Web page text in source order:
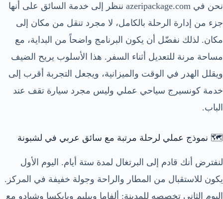
نحن في azeripackage.com ننظر إلى خدمة السائق على أنها
جزء من إدارة الرحلة بالكامل، لا مجرد تنقل من مكان إلى
مكان. لذلك نفضّل أن يكون البرنامج واضحاً من البداية، مع
مساحة مرنة للتعديل أثناء السفر. هذا الأسلوب يريح الضيف
ويقلل الهدر في الوقت والميزانية، ويجعل التجربة أقرب إلى
خدمة كونسيرج سياحي عملي وليس مجرد سيارة تقف عند
الباب.
🗺️ نموذج عملي لرحلة مرتبة مع سائق عربي في لشبونة
لنفترض أنك قادم إلى البرتغال لمدة ستة أيام. اليوم الأول
يكون للاستقبال من المطار والراحة وجولة خفيفة في المركز.
اليوم الثاني تخصصه للمدينة: ألفاما وبيليم وبايكسا وشيادو مع